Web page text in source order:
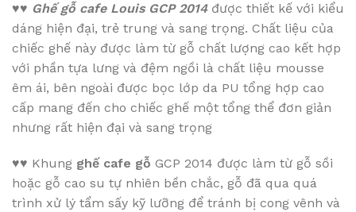
♥♥ Ghế gỗ cafe Louis GCP 2014được thiết kế với kiểu
dáng hiện đại, trẻ trung và sang trọng. Chất liệu của
chiếc ghế này được làm từ gỗ chất lượng cao kết hợp
với phần tựa lưng và đệm ngồi là chất liệu mousse
êm ái, bên ngoài được bọc lớp da PU tổng hợp cao
cấp mang đến cho chiếc ghế một tổng thể đơn giản
nhưng rất hiện đại và sang trọng
♥♥ Khung ghế cafe gỗ GCP 2014 được làm từ gỗ sồi
hoặc gỗ cao su tự nhiên bền chắc, gỗ đã qua quá
trình xử lý tẩm sấy kỹ lưỡng để tránh bị cong vênh và